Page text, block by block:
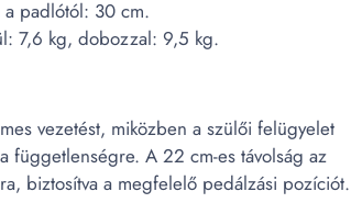
padlótól: 30 cm.
7,6 kg, dobozzal: 9,5 kg.
vezetést, miközben a szülői felügyelet
függetlenségre. A 22 cm-es távolság az
biztosítva a megfelelő pedálzási pozíciót.